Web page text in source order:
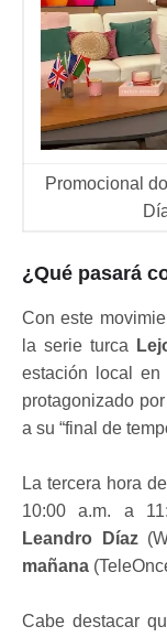
Promocional
¿Qué pasará
Con este
la serie turca
estación local
protagonizado por
a su “final de
La tercera hora
10:00 a.m. a
Leandro Díaz
mañana
Cabe destacar